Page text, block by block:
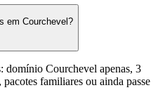
em Courchevel?
domínio Courchevel apenas, 3
familiares ou ainda passe